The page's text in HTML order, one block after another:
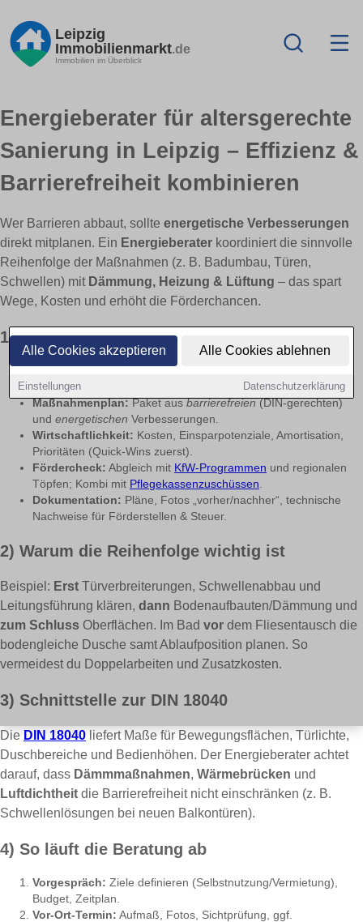
Alle Cookies akzeptieren Alle Cookies ablehnen
Einstellungen Datenschutzerklärung
Leipzig
Immobilienmarkt.de
Immobilien im Überblick
Energieberater für altersgerechte
Sanierung in Leipzig – Effizienz &
Barrierefreiheit kombinieren
Wer Barrieren abbaut, sollte energetische Verbesserungen
direkt mitplanen. Ein Energieberater koordiniert die sinnvolle
Reihenfolge der Maßnahmen (z. B. Badumbau, Türen,
Schwellen) mit Dämmung, Heizung & Lüftung – das spart
Wege, Kosten und erhöht die Förderchancen.
1) Was macht die Energieberatung konkret?
Lüftung, Feuchte-/Schimmelrisiken.
Maßnahmenplan: Paket aus barrierefreien (DIN-gerechten)
und energetischen Verbesserungen.
Wirtschaftlichkeit: Kosten, Einsparpotenziale, Amortisation,
Prioritäten (Quick-Wins zuerst).
Fördercheck: Abgleich mit KfW-Programmen und regionalen
Töpfen; Kombi mit Pflegekassenzuschüssen.
Dokumentation: Pläne, Fotos „vorher/nachher“, technische
Nachweise für Förderstellen & Steuer.
2) Warum die Reihenfolge wichtig ist
Beispiel: Erst Türverbreiterungen, Schwellenabbau und
Leitungsführung klären, dann Bodenaufbauten/Dämmung und
zum Schluss Oberflächen. Im Bad vor dem Fliesentausch die
bodengleiche Dusche samt Ablaufposition planen. So
vermeidest du Doppelarbeiten und Zusatzkosten.
3) Schnittstelle zur DIN 18040
Die DIN 18040 liefert Maße für Bewegungsflächen, Türlichte,
Duschbereiche und Bedienhöhen. Der Energieberater achtet
darauf, dass Dämmmaßnahmen, Wärmebrücken und
Luftdichtheit die Barrierefreiheit nicht einschränken (z. B.
Schwellenlösungen bei neuen Balkontüren).
4) So läuft die Beratung ab
Vorgespräch: Ziele definieren (Selbstnutzung/Vermietung),
Budget, Zeitplan.
Vor-Ort-Termin: Aufmaß, Fotos, Sichtprüfung, ggf.